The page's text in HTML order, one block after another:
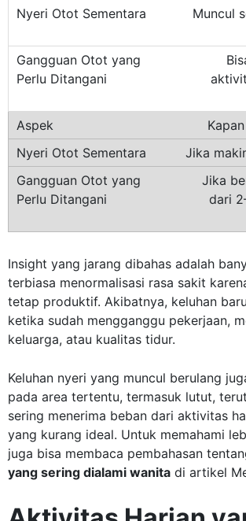
Muncul
Jika
Jika
dari
Insight yang jarang dibahas adalah
terbiasa menormalisasi rasa sakit
tetap produktif. Akibatnya, keluhan
ketika sudah mengganggu pekerjaan,
keluarga, atau kualitas tidur.
Keluhan nyeri yang muncul berulang
pada area tertentu, termasuk lutut,
sering menerima beban dari aktivitas
yang kurang ideal. Untuk memahami
juga bisa membaca pembahasan
yang sering dialami wanita di artikel